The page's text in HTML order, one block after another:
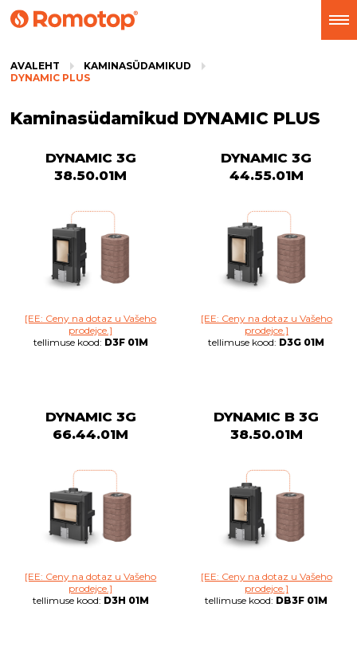
AVALEHT
KAMINASÜDAMIKUD
DYNAMIC PLUS
Kaminasüdamikud DYNAMIC PLUS
DYNAMIC 3G
38.50.01M
[EE: Ceny na dotaz u Vašeho
prodejce.]
tellimuse kood: D3F 01M
DYNAMIC 3G
44.55.01M
[EE: Ceny na dotaz u Vašeho
prodejce.]
tellimuse kood: D3G 01M
DYNAMIC 3G
66.44.01M
[EE: Ceny na dotaz u Vašeho
prodejce.]
tellimuse kood: D3H 01M
DYNAMIC B 3G
38.50.01M
[EE: Ceny na dotaz u Vašeho
prodejce.]
tellimuse kood: DB3F 01M